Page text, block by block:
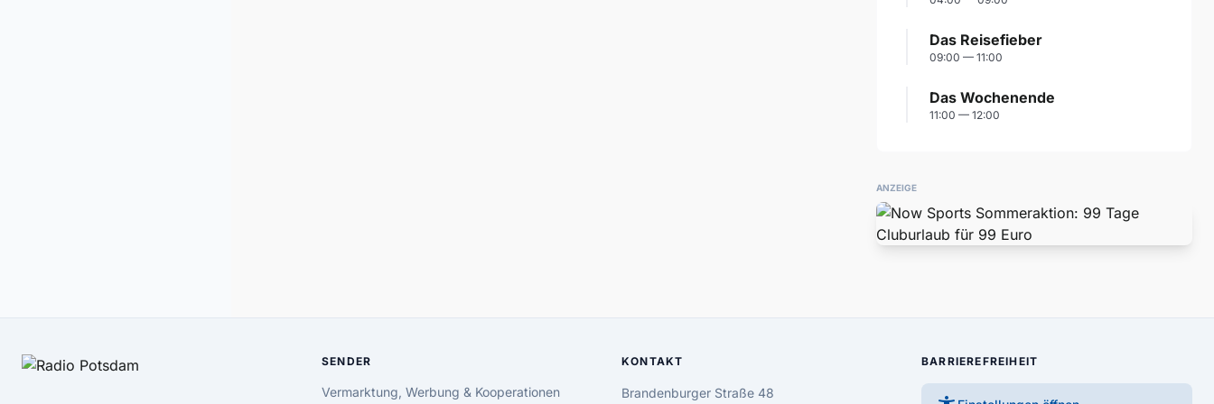
Das Reisefieber
09:00 — 11:00
Das Wochenende
11:00 — 12:00
ANZEIGE
SENDER
Vermarktung, Werbung & Kooperationen
KONTAKT
Brandenburger Straße 48
BARRIEREFREIHEIT